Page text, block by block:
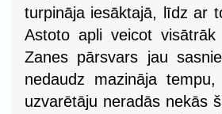
turpināja iesāktajā, līdz ar
Astoto apli veicot
Zanes pārsvars jau
nedaudz mazināja
uzvarētāju neradās nekās